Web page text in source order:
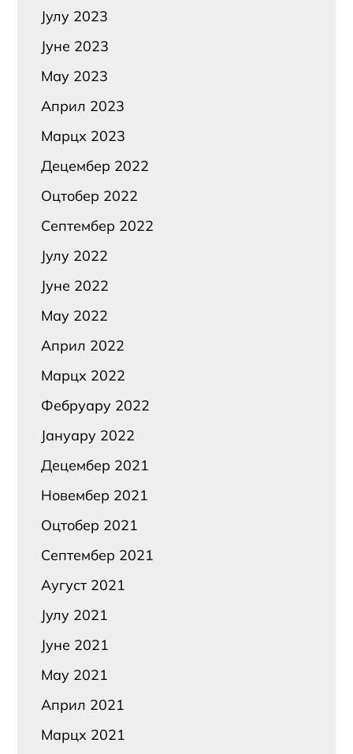
Јулy 2023
Јуне 2023
Маy 2023
Април 2023
Марцх 2023
Децембер 2022
Оцтобер 2022
Септембер 2022
Јулy 2022
Јуне 2022
Маy 2022
Април 2022
Марцх 2022
Фебруарy 2022
Јануарy 2022
Децембер 2021
Новембер 2021
Оцтобер 2021
Септембер 2021
Аугуст 2021
Јулy 2021
Јуне 2021
Маy 2021
Април 2021
Марцх 2021